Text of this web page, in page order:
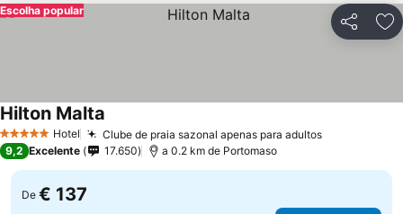
Partilhar
Escolha popular
5 Estrelas Hotel Clube de praia sazonal apenas para adultosVer preços
Hilton Malta
9,2 Excelente 17.650 a 0.2 km de Portomaso
De € 137